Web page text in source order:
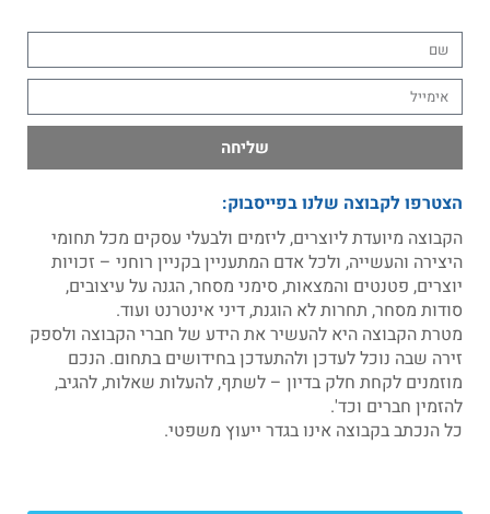
שליחה
הצטרפו לקבוצה שלנו בפייסבוק:
הקבוצה מיועדת ליוצרים, ליזמים ולבעלי עסקים מכל תחומי
היצירה והעשייה, ולכל אדם המתעניין בקניין רוחני – זכויות
יוצרים, פטנטים והמצאות, סימני מסחר, הגנה על עיצובים,
סודות מסחר, תחרות לא הוגנת, דיני אינטרנט ועוד.
מטרת הקבוצה היא להעשיר את הידע של חברי הקבוצה ולספק
זירה שבה נוכל לעדכן ולהתעדכן בחידושים בתחום. הנכם
מוזמנים לקחת חלק בדיון – לשתף, להעלות שאלות, להגיב,
להזמין חברים וכד'.
כל הנכתב בקבוצה אינו בגדר ייעוץ משפטי.